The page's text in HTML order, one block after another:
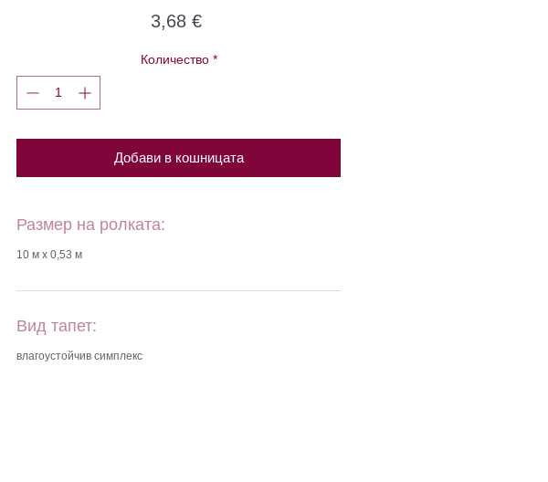
3,68 €Цена
Количество *
Добави в кошницата
Размер на ролката:
10 м х 0,53 м
Вид тапет:
влагоустойчив симплекс